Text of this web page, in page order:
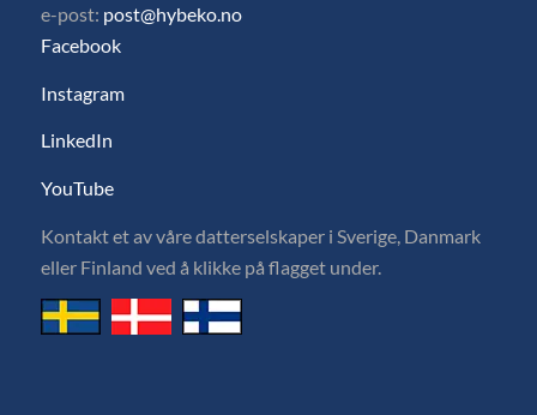
e-post: post@hybeko.no
Facebook
Instagram
LinkedIn
YouTube
Kontakt et av våre datterselskaper i Sverige, Danmark
eller Finland ved å klikke på flagget under.